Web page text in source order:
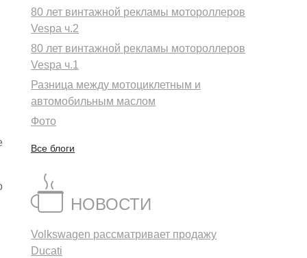
80 лет винтажной рекламы мотороллеров
Vespa ч.2
80 лет винтажной рекламы мотороллеров
Vespa ч.1
Разница между мотоциклетным и
автомобильным маслом
Фото
Все блоги
НОВОСТИ
Volkswagen рассматривает продажу
Ducati